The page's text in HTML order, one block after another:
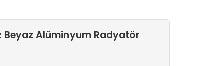
Alüminyum Radyatör